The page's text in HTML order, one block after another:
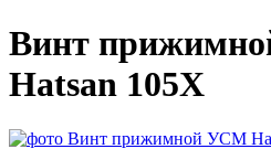
Винт
Hatsan 105X